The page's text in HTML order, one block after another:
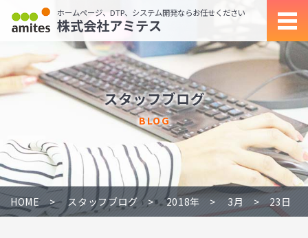
ホームページ、DTP、システム開発ならお任せください
株式会社アミテス
スタッフブログ
BLOG
HOME スタッフブログ 2018年 3月 23日